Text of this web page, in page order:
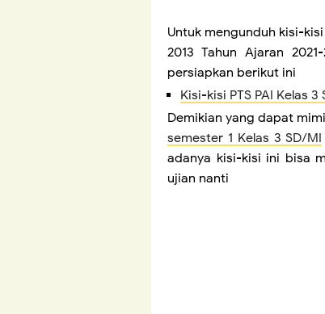
Untuk mengunduh kisi-kisi
2013 Tahun Ajaran
persiapkan berikut ini
Kisi-kisi PTS PAI Kelas 3
Demikian yang dapat
semester 1 Kelas 3 SD/MI
adanya kisi-kisi ini bisa
ujian nanti